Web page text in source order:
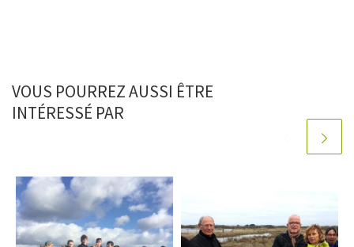
VOUS POURREZ AUSSI ÊTRE
INTÉRESSÉ PAR